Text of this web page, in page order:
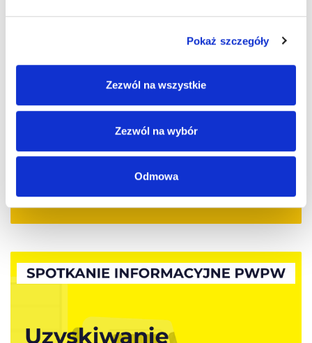
Pokaż szczegóły
Zezwól na wszystkie
Zezwól na wybór
Odmowa